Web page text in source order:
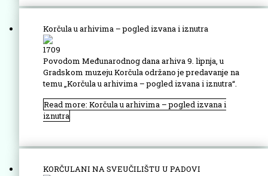
Korčula u arhivima – pogled izvana i iznutra
1709
Povodom Međunarodnog dana arhiva 9. lipnja, u
Gradskom muzeju Korčula održano je predavanje na
temu „Korčula u arhivima – pogled izvana i iznutra“.
Read more: Korčula u arhivima – pogled izvana i
iznutra
KORČULANI NA SVEUČILIŠTU U PADOVI